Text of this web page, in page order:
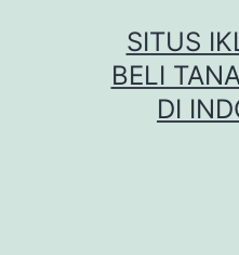
SITUS
BELI
DI